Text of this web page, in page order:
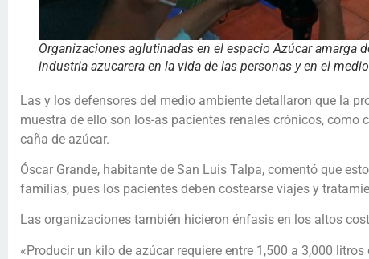
Organizaciones aglutinadas en el espacio Azúcar amarga
industria azucarera en la vida de las personas y en el
Las y los defensores del medio ambiente detallaron que la
muestra de ello son los-as pacientes renales crónicos,
caña de azúcar.
Óscar Grande, habitante de San Luis Talpa, comentó que
familias, pues los pacientes deben costearse viajes y
Las organizaciones también hicieron énfasis en los altos
«Producir un kilo de azúcar requiere entre 1,500 a 3,000